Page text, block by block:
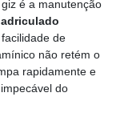
é a manutenção
de
não retém o
rapidamente e
do